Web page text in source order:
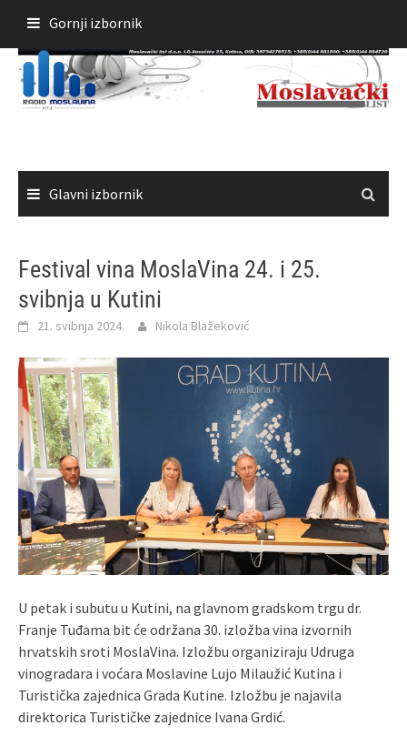
sadržaja
Gornji izbornik
Glavni izbornik
Festival vina MoslaVina 24. i 25.
svibnja u Kutini
21. svibnja 2024. Nikola Blažeković
U petak i subutu u Kutini, na glavnom gradskom trgu dr.
Franje Tuđama bit će održana 30. izložba vina izvornih
hrvatskih sroti MoslaVina. Izložbu organiziraju Udruga
vinogradara i voćara Moslavine Lujo Milaužić Kutina i
Turistička zajednica Grada Kutine. Izložbu je najavila
direktorica Turističke zajednice Ivana Grdić.